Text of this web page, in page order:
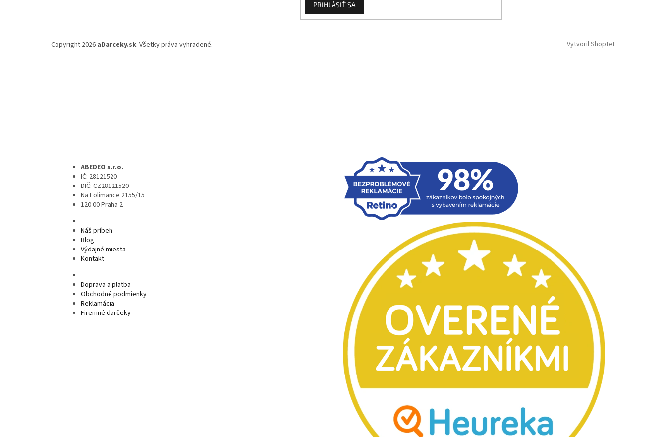
PRIHLÁSIŤ SA
Vytvoril Shoptet
Copyright 2026 aDarceky.sk. Všetky práva vyhradené.
ABEDEO s.r.o.
IČ: 28121520
DIČ: CZ28121520
Na Folimance 2155/15
120 00 Praha 2
Náš príbeh
Blog
Výdajné miesta
Kontakt
Doprava a platba
Obchodné podmienky
Reklamácia
Firemné darčeky